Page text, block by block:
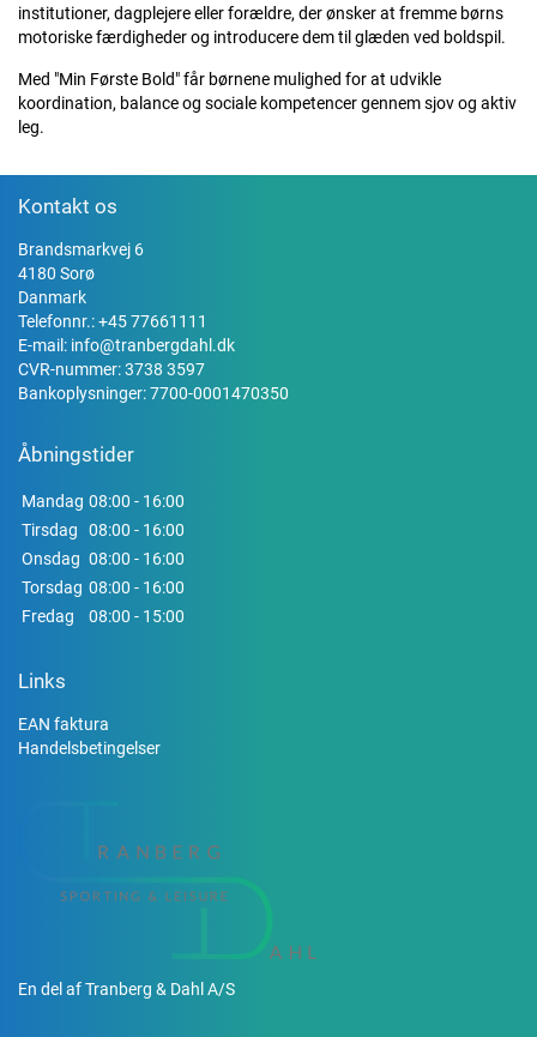
institutioner, dagplejere eller forældre, der ønsker at fremme børns
motoriske færdigheder og introducere dem til glæden ved boldspil.
Med "Min Første Bold" får børnene mulighed for at udvikle
koordination, balance og sociale kompetencer gennem sjov og aktiv
leg.
Kontakt os
Brandsmarkvej 6
4180 Sorø
Danmark
Telefonnr.:+45 77661111
E-mail: info@tranbergdahl.dk
CVR-nummer: 3738 3597
Bankoplysninger: 7700-0001470350
Åbningstider
Mandag 08:00 - 16:00
Tirsdag
08:00 - 16:00
Onsdag 08:00 - 16:00
Torsdag 08:00 - 16:00
Fredag
08:00 - 15:00
Links
EAN faktura
Handelsbetingelser
En del af Tranberg & Dahl A/S